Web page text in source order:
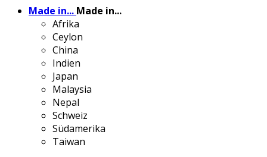
Made in... Made in...
Afrika
Ceylon
China
Indien
Japan
Malaysia
Nepal
Schweiz
Südamerika
Taiwan